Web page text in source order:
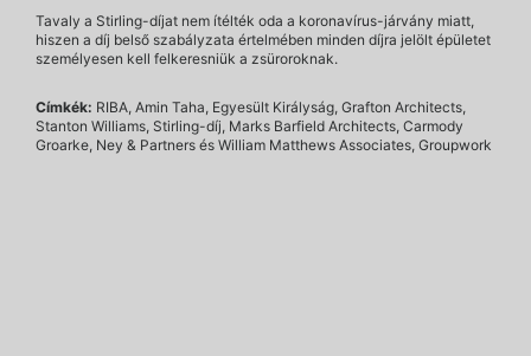
Tavaly a Stirling-díjat nem ítélték oda a koronavírus-járvány miatt,
hiszen a díj belső szabályzata értelmében minden díjra jelölt épületet
személyesen kell felkeresniük a zsüroroknak.
Címkék: RIBA, Amin Taha, Egyesült Királyság, Grafton Architects,
Stanton Williams, Stirling-díj, Marks Barfield Architects, Carmody
Groarke, Ney & Partners és William Matthews Associates, Groupwork